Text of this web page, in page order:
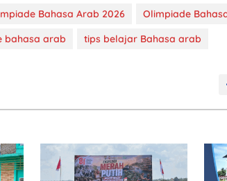
Bahasa Arab 2026
Olimpiade
bahasa arab
tips belajar Bahasa arab